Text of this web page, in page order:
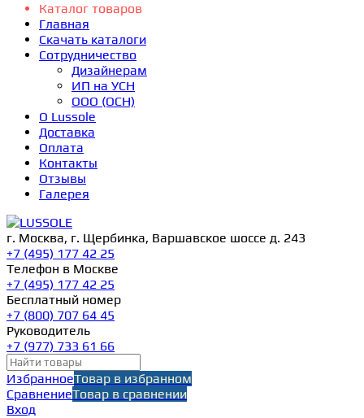
Каталог товаров
Главная
Скачать каталоги
Сотрудничество
Дизайнерам
ИП на УСН
ООО (ОСН)
О Lussole
Доставка
Оплата
Контакты
Отзывы
Галерея
г. Москва, г. Щербинка, Варшавское шоссе д. 243
+7 (495) 177 42 25
Телефон в Москве
+7 (495) 177 42 25
Бесплатный номер
+7 (800) 707 64 45
Руководитель
+7 (977) 733 61 66
ИзбранноеТовар в избранном
СравнениеТовар в сравнении
Вход